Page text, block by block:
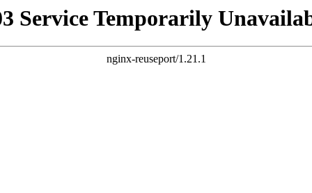
Service Temporarily
nginx-reuseport/1.21.1